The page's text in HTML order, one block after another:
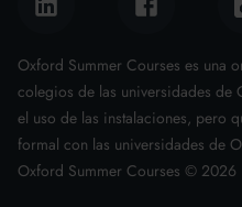
Oxford Summer Courses es una
colegios de las universidades de
el uso de las instalaciones, pero
formal con las universidades de
Oxford Summer Courses © 2026